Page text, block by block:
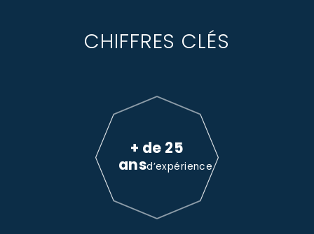
CHIFFRES CLÉS
+ de 25
ansd’expérience